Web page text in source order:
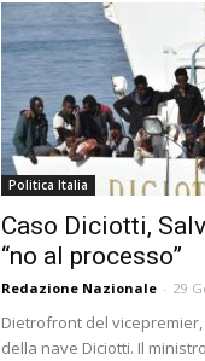
Politica Italia
Caso Diciotti,
“no al processo”
Redazione Nazionale - 29
Dietrofront del
della nave Diciotti. Il